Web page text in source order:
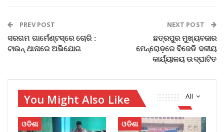
PREV POST
ସରଗମ ଗାର୍ମେଣ୍ଟସ୍‌ରେ ଚୋରି :
ଟାଉନ୍‌ ଥାନାରେ ଅଭିଯୋଗ
NEXT POST
ଛତ୍ରପୁର ମୁଖ୍ୟବଜାର
ମେନ୍‌ରୋଡ଼ରେ ବିଜେଡି ଦଳୀୟ
କାର୍ଯ୍ୟାଳୟ ଉଦ୍‌ଘାଟିତ
All
You Might Also Like
ଓଡିଶା ଓଡିଶା